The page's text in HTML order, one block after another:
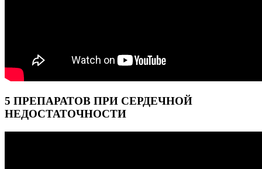
5 ПРЕПАРАТОВ ПРИ СЕРДЕЧНОЙ
НЕДОСТАТОЧНОСТИ